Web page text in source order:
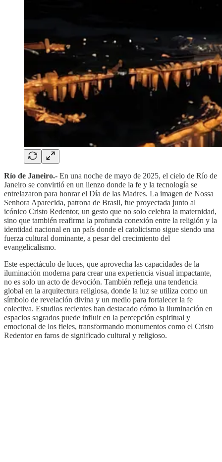
Río de Janeiro.- En una noche de mayo de 2025, el cielo de Río de
Janeiro se convirtió en un lienzo donde la fe y la tecnología se
entrelazaron para honrar el Día de las Madres. La imagen de Nossa
Senhora Aparecida, patrona de Brasil, fue proyectada junto al
icónico Cristo Redentor, un gesto que no solo celebra la maternidad,
sino que también reafirma la profunda conexión entre la religión y la
identidad nacional en un país donde el catolicismo sigue siendo una
fuerza cultural dominante, a pesar del crecimiento del
evangelicalismo.
Este espectáculo de luces, que aprovecha las capacidades de la
iluminación moderna para crear una experiencia visual impactante,
no es solo un acto de devoción. También refleja una tendencia
global en la arquitectura religiosa, donde la luz se utiliza como un
símbolo de revelación divina y un medio para fortalecer la fe
colectiva. Estudios recientes han destacado cómo la iluminación en
espacios sagrados puede influir en la percepción espiritual y
emocional de los fieles, transformando monumentos como el Cristo
Redentor en faros de significado cultural y religioso.